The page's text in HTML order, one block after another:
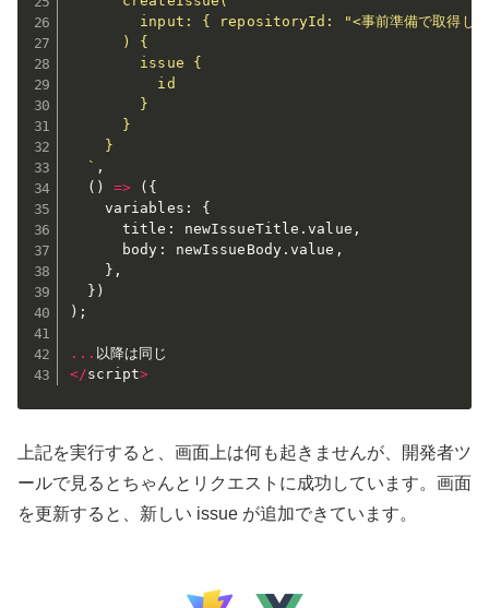
input: { repositoryId: "<事前準備で取得
      ) {
        issue {
          id
        }
      }
    }
  `
,
( ) => ( {
    variables
:
{
      title
: newIssueTitle .value ,
      body
: newIssueBody.value ,
} ,
} )
) ;
...
</script>
上記を実行すると、画面上は何も起きませんが、開発者ツ
ールで見るとちゃんとリクエストに成功しています。画面
を更新すると、新しい issue が追加できています。